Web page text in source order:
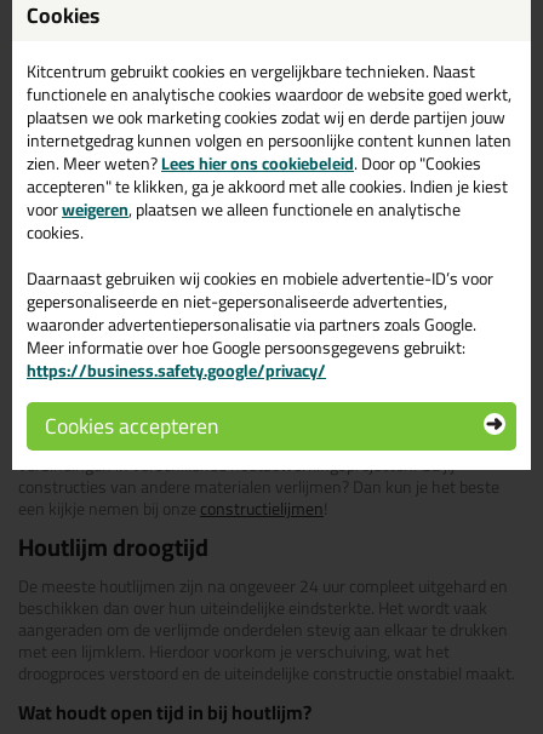
Waar je houtlijm voor gebruikt
Transparante houtlijm
Watervaste houtlijm
Welke houtlijm je buiten kan gebruiken
Houtlijm gebruiken
Houtlijm is onmisbaar bij het creëren van sterke verbindingen tussen
houten oppervlakken. Het is geschikt voor diverse toepassingen,
Constructieverbindingen:Deuvels, veren, zwaluwstaarten, pen-
en gatverbindingen, en montageverlijmingen.
Overige toepassingen:Gevelbetimmeringen, deuren, ladders en
tuinmeubelen.
Volg tijdens het gebruiken van houtlijm altijd de instructies van de
fabrikant en zorg voor schone, droge en goed passende oppervlakken
voor een optimale hechting. Met houtlijm creëer je sterke en duurzame
verbindingen in verschillende houtbewerkingsprojecten. Ga jij
constructies van andere materialen verlijmen? Dan kun je het beste
een kijkje nemen bij onzeconstructielijmen!
Houtlijm droogtijd
De meeste houtlijmen zijn na ongeveer 24 uur compleet uitgehard en
beschikken dan over hun uiteindelijke eindsterkte. Het wordt vaak
aangeraden om de verlijmde onderdelen stevig aan elkaar te drukken
met een lijmklem. Hierdoor voorkom je verschuiving, wat het
droogproces verstoord en de uiteindelijke constructie onstabiel maakt.
Wat houdt open tijd in bij houtlijm?
Cookies
Kitcentrum gebruikt cookies en vergelijkbare technieken. Naast
functionele en analytische cookies waardoor de website goed werkt,
plaatsen we ook marketing cookies zodat wij en derde partijen jouw
internetgedrag kunnen volgen en persoonlijke content kunnen laten
zien. Meer weten?Lees hier ons cookiebeleid. Door op "Cookies
accepteren" te klikken, ga je akkoord met alle cookies. Indien je kiest
voorweigeren, plaatsen we alleen functionele en analytische
cookies.
Daarnaast gebruiken wij cookies en mobiele advertentie-ID’s voor
gepersonaliseerde en niet-gepersonaliseerde advertenties,
waaronder advertentiepersonalisatie via partners zoals Google.
Meer informatie over hoe Google persoonsgegevens gebruikt:
https://business.safety.google/privacy/
Cookies accepteren